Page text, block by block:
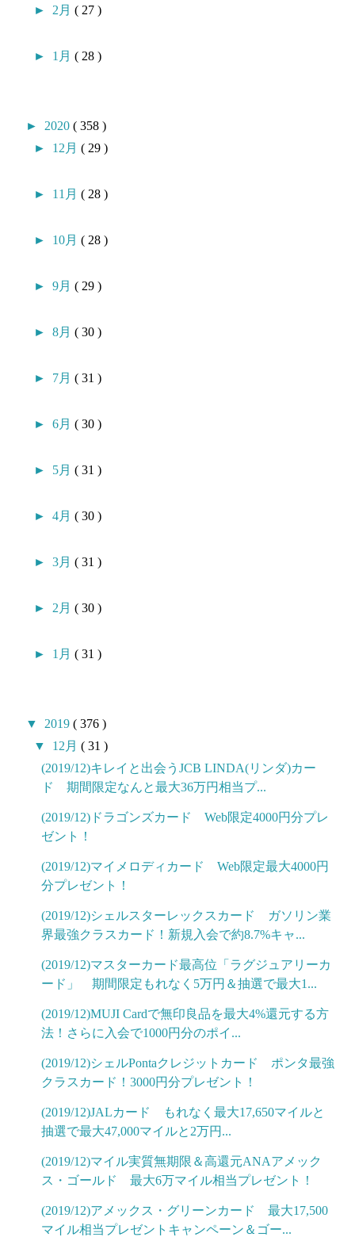
► 2月( 27 )
► 1月( 28 )
► 2020( 358 )
► 12月( 29 )
► 11月( 28 )
► 10月( 28 )
►9月( 29 )
►8月( 30 )
► 7月( 31 )
►6月( 30 )
► 5月( 31 )
►4月( 30 )
►3月( 31 )
► 2月( 30 )
► 1月( 31 )
▼ 2019( 376 )
▼ 12月( 31 )
(2019/12)キレイと出会うJCB LINDA(リンダ)カー
ド 期間限定なんと最大36万円相当プ...
(2019/12)ドラゴンズカード Web限定4000円分プレ
ゼント！
(2019/12)マイメロディカード Web限定最大4000円
分プレゼント！
(2019/12)シェルスターレックスカード ガソリン業
界最強クラスカード！新規入会で約8.7%キャ...
(2019/12)マスターカード最高位「ラグジュアリーカ
ード」 期間限定もれなく5万円＆抽選で最大1...
(2019/12)MUJI Cardで無印良品を最大4%還元する方
法！さらに入会で1000円分のポイ...
(2019/12)シェルPontaクレジットカード ポンタ最強
クラスカード！3000円分プレゼント！
(2019/12)JALカード もれなく最大17,650マイルと
抽選で最大47,000マイルと2万円...
(2019/12)マイル実質無期限＆高還元ANAアメック
ス・ゴールド 最大6万マイル相当プレゼント！
(2019/12)アメックス・グリーンカード 最大17,500
マイル相当プレゼントキャンペーン＆ゴー...